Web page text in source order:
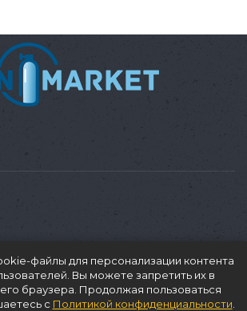
файлы для персонализации контента
Вы можете запретить их в
браузера. Продолжая пользоваться
с Политикой конфиденциальности